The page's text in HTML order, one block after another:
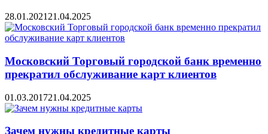
28.01.2021 21.04.2025
Московский Торговый городской банк временно
прекратил обслуживание карт клиентов
01.03.201721.04.2025
Зачем нужны кредитные карты